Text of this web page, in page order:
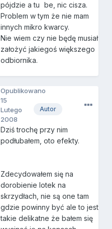
pójdzie a tu be, nic cisza.
Problem w tym że nie mam
innych mikro kwarcy.
Nie wiem czy nie będę musiał
założyć jakiegoś większego
odbiornika.
Autor
Opublikowano
15
Lutego
2008
Dziś trochę przy nim
podłubałem, oto efekty.
Zdecydowałem się na
dorobienie lotek na
skrzydłach, nie są one tam
gdzie powinny być ale to jest
takie delikatne że bałem się